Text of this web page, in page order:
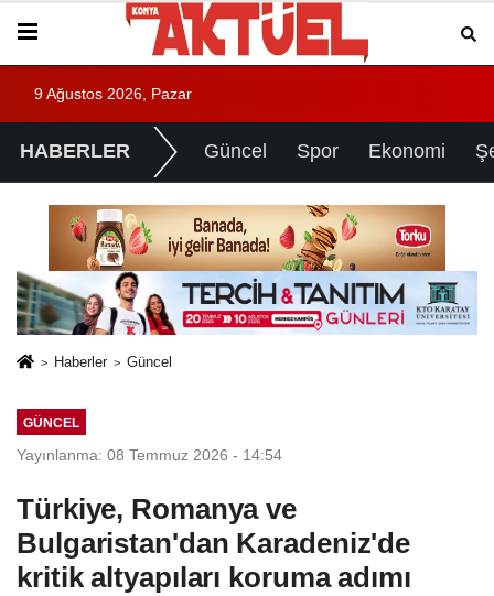
9 Ağustos 2026, Pazar
HABERLER Güncel Spor Ekonomi
Haberler Güncel
GÜNCEL
Yayınlanma: 08 Temmuz 2026 - 14:54
Türkiye, Romanya ve
Bulgaristan'dan Karadeniz'de
kritik altyapıları koruma adımı